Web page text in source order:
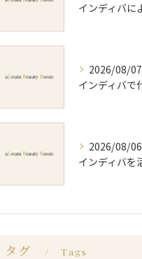
2026/08/07
2026/08/06
タグ Tags